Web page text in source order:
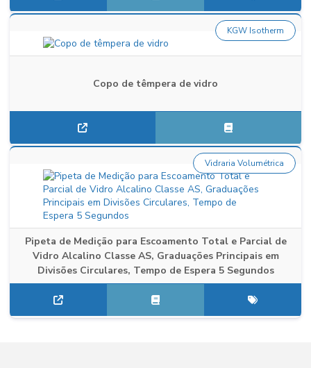
Copo de têmpera de vidro
KGW Isotherm
Pipeta de Medição para Escoamento Total e Parcial de
Vidro Alcalino Classe AS, Graduações Principais em
Divisões Circulares, Tempo de Espera 5 Segundos
Vidraria Volumétrica